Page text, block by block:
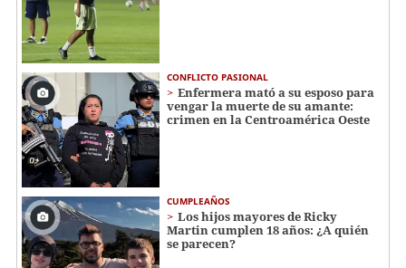
CONFLICTO PASIONAL
Enfermera mató a su esposo para
vengar la muerte de su amante:
crimen en la Centroamérica Oeste
CUMPLEAÑOS
Los hijos mayores de Ricky
Martin cumplen 18 años: ¿A quién
se parecen?